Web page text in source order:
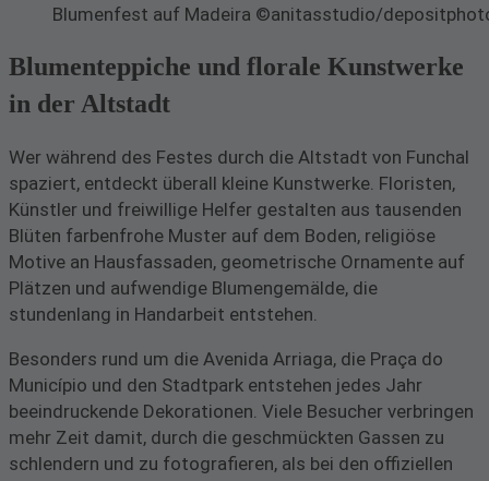
Blumenfest auf Madeira ©anitasstudio/
Blumenteppiche und florale Kunstwerke
in der Altstadt
Wer während des Festes durch die Altstadt von Funchal
spaziert, entdeckt überall kleine Kunstwerke. Floristen,
Künstler und freiwillige Helfer gestalten aus tausenden
Blüten farbenfrohe Muster auf dem Boden, religiöse
Motive an Hausfassaden, geometrische Ornamente auf
Plätzen und aufwendige Blumengemälde, die
stundenlang in Handarbeit entstehen.
Besonders rund um die Avenida Arriaga, die Praça do
Município und den Stadtpark entstehen jedes Jahr
beeindruckende Dekorationen. Viele Besucher verbringen
mehr Zeit damit, durch die geschmückten Gassen zu
schlendern und zu fotografieren, als bei den offiziellen